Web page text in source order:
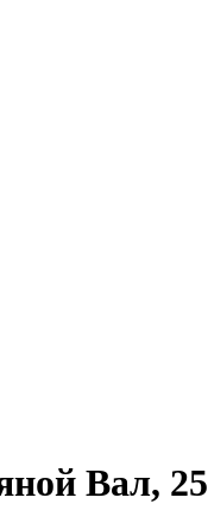
Вал, 25